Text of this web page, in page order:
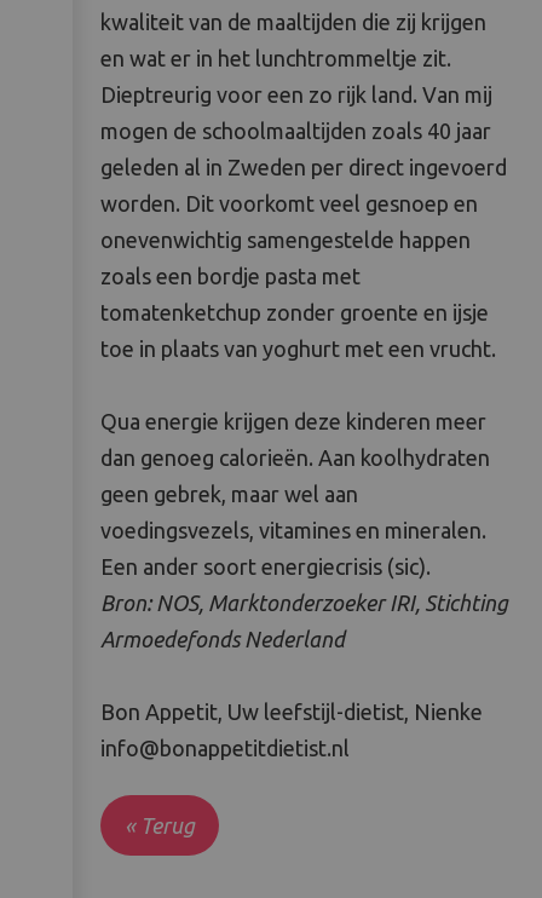
kwaliteit van de maaltijden die zij krijgen
en wat er in het lunchtrommeltje zit.
Dieptreurig voor een zo rijk land. Van mij
mogen de schoolmaaltijden zoals 40 jaar
geleden al in Zweden per direct ingevoerd
worden. Dit voorkomt veel gesnoep en
onevenwichtig samengestelde happen
zoals een bordje pasta met
tomatenketchup zonder groente en ijsje
toe in plaats van yoghurt met een vrucht.
Qua energie krijgen deze kinderen meer
dan genoeg calorieën. Aan koolhydraten
geen gebrek, maar wel aan
voedingsvezels, vitamines en mineralen.
Een ander soort energiecrisis (sic).
Bron: NOS, Marktonderzoeker IRI, Stichting
Armoedefonds Nederland
Bon Appetit, Uw leefstijl-dietist, Nienke
info@bonappetitdietist.nl
« Terug